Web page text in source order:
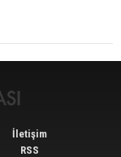
Yeni Cazip Ülke:
İletişim
RSS